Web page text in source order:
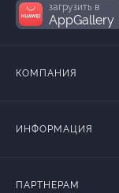
загрузить в
AppGallery
КОМПАНИЯ
ИНФОРМАЦИЯ
ПАРТНЕРАМ